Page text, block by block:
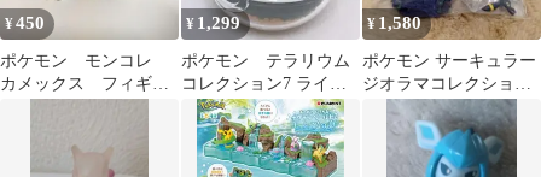
¥450
ポケモン モンコレ
カメックス フィギュ
¥ 1,299
ポケモン テラリウム
コレクション7 ライコ
ウ
¥ 1,580
ポケモン サーキュラー
ジオラマコレクション
(ブラッキー)※箱なし